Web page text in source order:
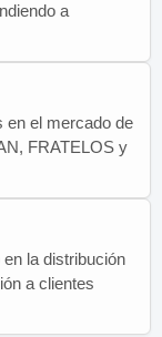
a
en el mercado de
FRATELOS y
la distribución
a clientes